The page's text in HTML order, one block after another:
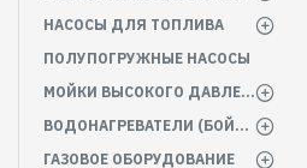
НАСОСЫ ДЛЯ ТОПЛИВА
ПОЛУПОГРУЖНЫЕ НАСОСЫ
МОЙКИ ВЫСОКОГО ДАВЛЕНИЯ
ВОДОНАГРЕВАТЕЛИ (БОЙЛЕРА)
ГАЗОВОЕ ОБОРУДОВАНИЕ